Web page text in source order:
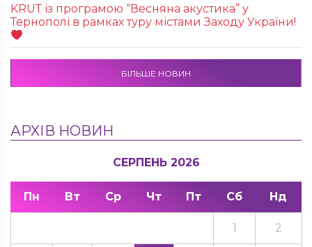
KRUТ із програмою “Весняна акустика” у
Тернополі в рамках туру містами Заходу України!
БІЛЬШЕ НОВИН
АРХІВ НОВИН
СЕРПЕНЬ 2026
Пн Вт Ср Чт Пт Сб Нд
1 2